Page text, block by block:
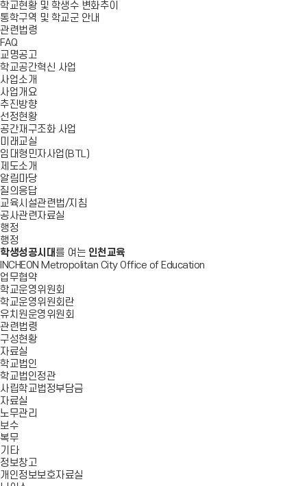
학교현황 및 학생수 변화추이
통학구역 및 학교군 안내
관련법령
FAQ
교명공고
학교공간혁신 사업
사업소개
사업개요
추진방향
선정현황
공간재구조화 사업
미래교실
임대형민자사업(BTL)
제도소개
알림마당
질의응답
교육시설관련법/지침
공사관련자료실
행정
행정
학생성공시대 를 여는 인천교육
INCHEON Metropolitan City Office of Education
업무협약
학교운영위원회
학교운영위원회란
유치원운영위원회
관련법령
구성현황
자료실
학교법인
학교법인정관
사립학교법정부담금
자료실
노무관리
보수
복무
기타
정보창고
개인정보보호자료실